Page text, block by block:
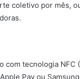
coletivo por mês,
tecnologia NFC
Pay ou